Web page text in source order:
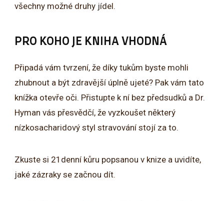
všechny možné druhy jídel.
PRO KOHO JE KNIHA VHODNÁ
Připadá vám tvrzení, že díky tukům byste mohli
zhubnout a být zdravější úplně ujeté? Pak vám tato
knížka otevře oči. Přistupte k ní bez předsudků a Dr.
Hyman vás přesvědčí, že vyzkoušet některý
nízkosacharidový styl stravování stojí za to.
Zkuste si 21denní kůru popsanou v knize a uvidíte,
jaké zázraky se začnou dít.